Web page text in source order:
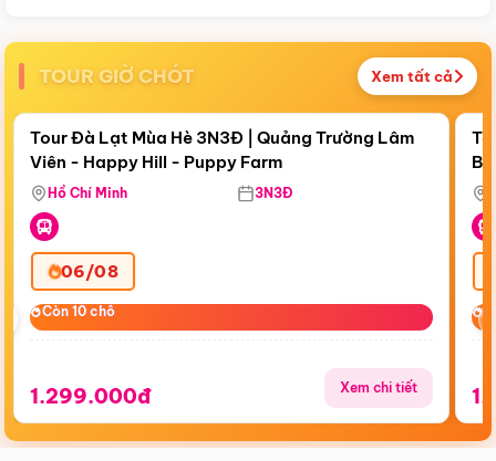
TOUR GIỜ CHÓT Xem tất cả
Còn18:09:14
Điểm nổi bật
Tour Đà Lạt Mùa Hè 3N3Đ | Quảng Trường Lâm
Viên - Happy Hill - Puppy Farm
Hồ Chí Minh 3N3Đ
06/08
Còn 10 chỗ
Còn 10 chỗ
1.299.000đ Xem chi tiết